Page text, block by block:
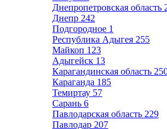
Днепропетровская область
Днепр 242
Подгородное 1
Республика Адыгея 255
Майкоп 123
Адыгейск 13
Карагандинская область
Караганда 185
Темиртау 57
Сарань 6
Павлодарская область 229
Павлодар 207